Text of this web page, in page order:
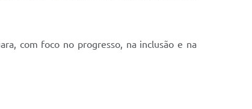
com foco no progresso, na inclusão e na